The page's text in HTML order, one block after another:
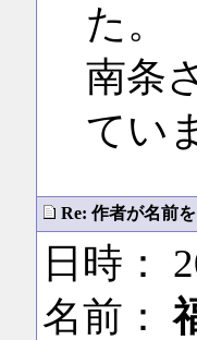
た。
南条
てい
Re: 作者が名前
日時：
名前：